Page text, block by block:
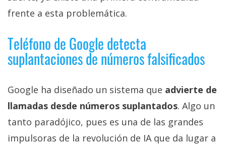
frente a esta problemática.
Teléfono de Google detecta
suplantaciones de números falsificados
Google ha diseñado un sistema que advierte de
llamadas desde números suplantados. Algo un
tanto paradójico, pues es una de las grandes
impulsoras de la revolución de IA que da lugar a